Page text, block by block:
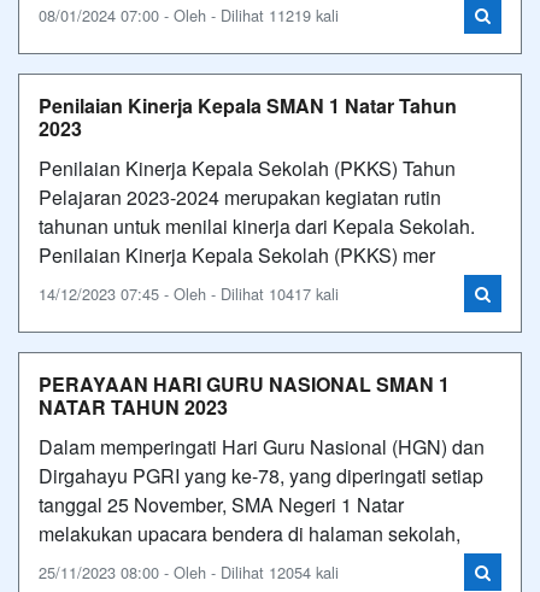
08/01/2024 07:00 - Oleh - Dilihat 11219 kali
Penilaian Kinerja Kepala SMAN 1 Natar Tahun
2023
Penilaian Kinerja Kepala Sekolah (PKKS) Tahun
Pelajaran 2023-2024 merupakan kegiatan rutin
tahunan untuk menilai kinerja dari Kepala Sekolah.
Penilaian Kinerja Kepala Sekolah (PKKS) mer
14/12/2023 07:45 - Oleh - Dilihat 10417 kali
PERAYAAN HARI GURU NASIONAL SMAN 1
NATAR TAHUN 2023
Dalam memperingati Hari Guru Nasional (HGN) dan
Dirgahayu PGRI yang ke-78, yang diperingati setiap
tanggal 25 November, SMA Negeri 1 Natar
melakukan upacara bendera di halaman sekolah,
25/11/2023 08:00 - Oleh - Dilihat 12054 kali